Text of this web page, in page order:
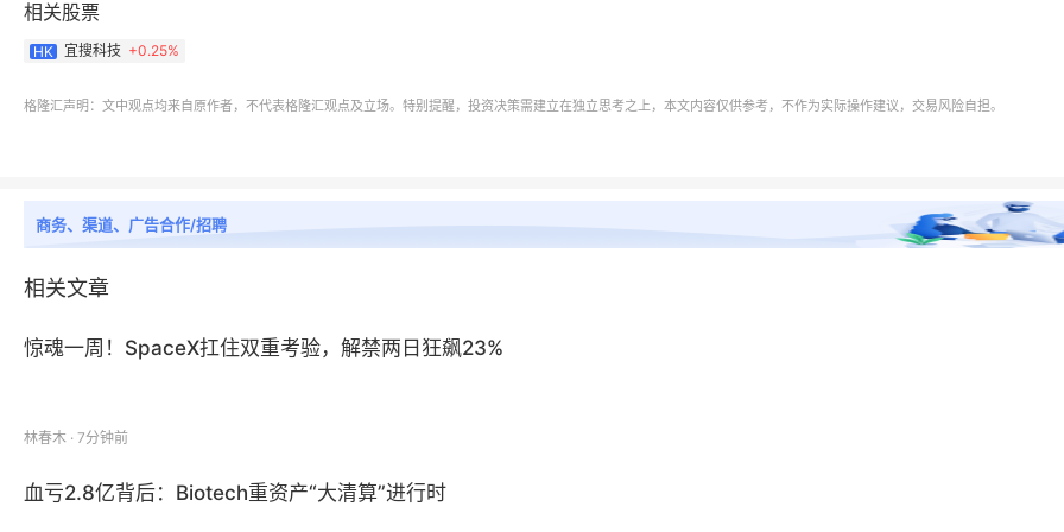
相关股票
HK 宜搜科技 +0.25%
格隆汇声明：文中观点均来自原作者，不代表格隆汇观点及立场。特别提醒，投资决策需建立在独立思考之上，本文内容仅供参考，不作为实际操作建议，交易风险自担。
商务、渠道、广告合作/招聘
相关文章
惊魂一周！SpaceX扛住双重考验，解禁两日狂飙23%
林春木 · 7分钟前
血亏2.8亿背后：Biotech重资产“大清算”进行时